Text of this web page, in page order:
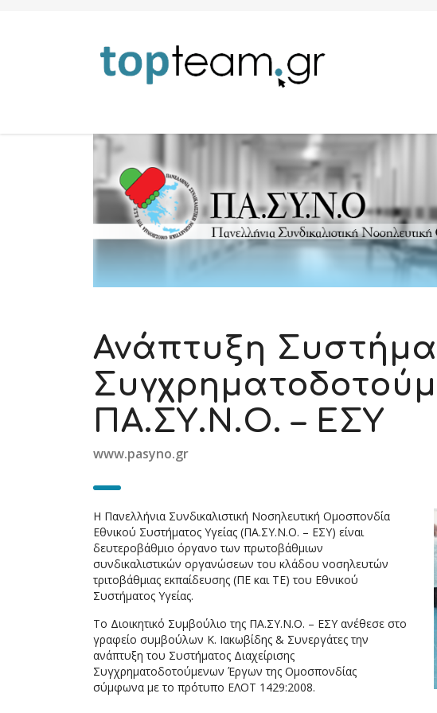
Ανάπτυξη
ΠΑ.ΣΥ.Ν.Ο. – ΕΣΥ
www.pasyno.gr
Η Πανελλήνια Συνδικαλιστική Νοσηλευτική Ομοσπονδία
Εθνικού Συστήματος Υγείας (ΠΑ.ΣΥ.Ν.Ο. – ΕΣΥ) είναι
δευτεροβάθμιο όργανο των πρωτοβάθμιων
συνδικαλιστικών οργανώσεων του κλάδου νοσηλευτών
τριτοβάθμιας εκπαίδευσης (ΠΕ και ΤΕ) του Εθνικού
Συστήματος Υγείας.
Το Διοικητικό Συμβούλιο της ΠΑ.ΣΥ.Ν.Ο. – ΕΣΥ ανέθεσε στο
γραφείο συμβούλων Κ. Ιακωβίδης & Συνεργάτες την
ανάπτυξη του Συστήματος Διαχείρισης
Συγχρηματοδοτούμενων Έργων της Ομοσπονδίας
σύμφωνα με το πρότυπο ΕΛΟΤ 1429:2008.